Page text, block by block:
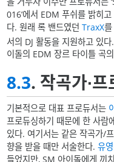
016’에서 EDM 푸쉬를 밝히
다. 원래 록 밴드였던TraxX
서의 DJ 활동을 지원하고 있
이돌의 EDM 장르 타이틀 곡
8.3. 작곡가∙프
기본적으로 대표 프로듀서는
프로듀싱하기 때문에 한 사람
있다. 여기서는 같은 작곡가/
향을 받을 때만 서술한다.유
들었지만, SM 아이돌에게 끼